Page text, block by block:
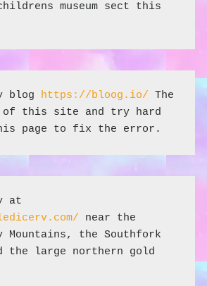
museum sect this
blog https://bloog.io/ The
this site and try hard
page to fix the error.
near the
Mountains, the Southfork
the large northern gold